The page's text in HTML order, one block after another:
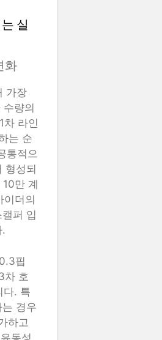
실
화
가장
량의
차 라인
는 순
통적으
형성되
만 계
더의
퍼 입
.
핍
차 호
다. 특
경우
하고
동성